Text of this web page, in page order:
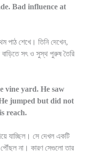
Bad influence at
পাঠ শেখে। তিনি দেখেন,
সৎ ও সুস্থ পুরুষ তৈরি
vine yard. He saw
jumped but did not
reach.
যাচ্ছিল। সে দেখল একটি
না। কারণ সেগুলো তার